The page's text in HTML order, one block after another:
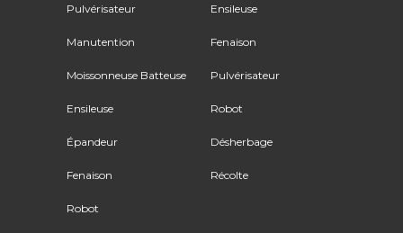
Pulvérisateur
Manutention
Moissonneuse Batteuse
Ensileuse
Épandeur
Fenaison
Robot
Ensileuse
Fenaison
Pulvérisateur
Robot
Désherbage
Récolte